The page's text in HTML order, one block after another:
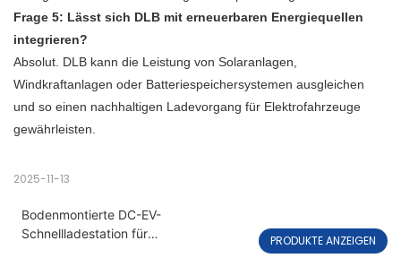
Frage 5: Lässt sich DLB mit erneuerbaren Energiequellen
integrieren?
Absolut. DLB kann die Leistung von Solaranlagen,
Windkraftanlagen oder Batteriespeichersystemen ausgleichen
und so einen nachhaltigen Ladevorgang für Elektrofahrzeuge
gewährleisten.
2025-11-13
Bodenmontierte DC-EV-
Schnellladestation für
PRODUKTE ANZEIGEN